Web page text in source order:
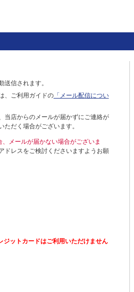
信されます。
、ご利用ガイドの「メール配信につい
当店からのメールが届かずにご連絡が
だく場合がございます。
メールが届かない場合がございま
ドレスをご検討くださいますようお願
ットカードはご利用いただけません